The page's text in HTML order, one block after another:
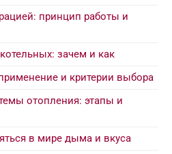
принцип работы и
зачем и как
и критерии выбора
отопления: этапы и
в мире дыма и вкуса